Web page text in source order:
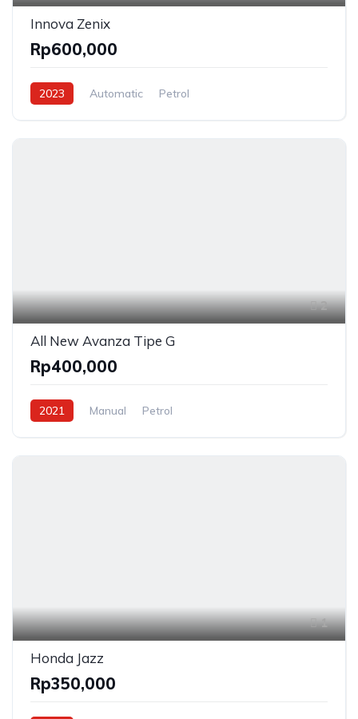
Innova Zenix
Rp600,000
2023 Automatic Petrol
2
All New Avanza Tipe G
Rp400,000
2021 Manual Petrol
1
Honda Jazz
Rp350,000